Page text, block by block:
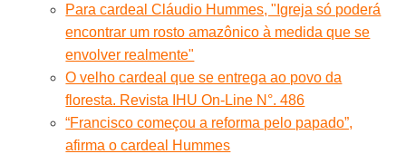
Para cardeal Cláudio Hummes, "Igreja só poderá
encontrar um rosto amazônico à medida que se
envolver realmente"
O velho cardeal que se entrega ao povo da
floresta. Revista IHU On-Line N°. 486
“Francisco começou a reforma pelo papado”,
afirma o cardeal Hummes